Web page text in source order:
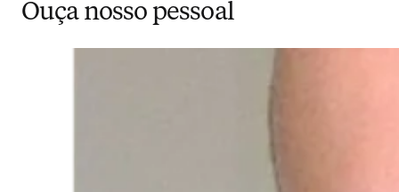
Ouça nosso pessoal